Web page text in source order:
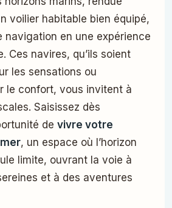
voilier habitable bien équipé,
navigation en une expérience
Ces navires, qu’ils soient
les sensations ou
le confort, vous invitent à
Saisissez dès
de vivre votre
, un espace où l’horizon
limite, ouvrant la voie à
et à des aventures